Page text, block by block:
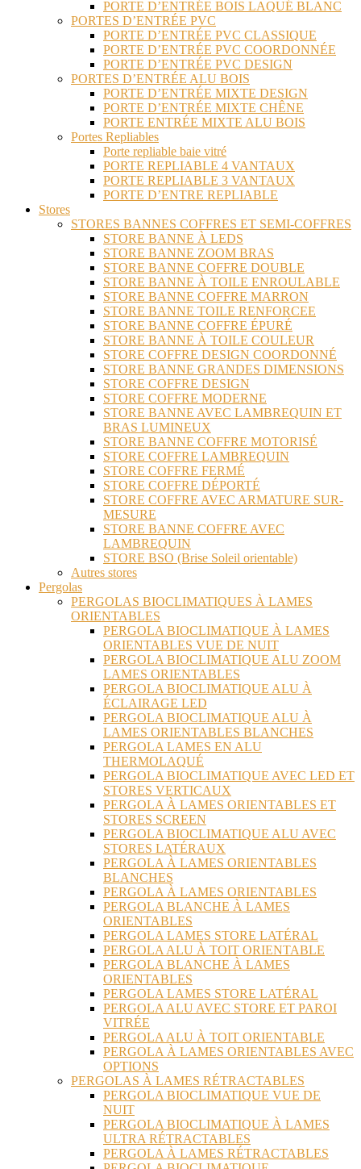
PORTE D’ENTRÉE BOIS LAQUÉ BLANC
PORTES D’ENTRÉE PVC
PORTE D’ENTRÉE PVC CLASSIQUE
PORTE D’ENTRÉE PVC COORDONNÉE
PORTE D’ENTRÉE PVC DESIGN
PORTES D’ENTRÉE ALU BOIS
PORTE D’ENTRÉE MIXTE DESIGN
PORTE D’ENTRÉE MIXTE CHÊNE
PORTE ENTRÉE MIXTE ALU BOIS
Portes Repliables
Porte repliable baie vitré
PORTE REPLIABLE 4 VANTAUX
PORTE REPLIABLE 3 VANTAUX
PORTE D’ENTRE REPLIABLE
Stores
STORES BANNES COFFRES ET SEMI-COFFRES
STORE BANNE À LEDS
STORE BANNE ZOOM BRAS
STORE BANNE COFFRE DOUBLE
STORE BANNE À TOILE ENROULABLE
STORE BANNE COFFRE MARRON
STORE BANNE TOILE RENFORCEE
STORE BANNE COFFRE ÉPURÉ
STORE BANNE À TOILE COULEUR
STORE COFFRE DESIGN COORDONNÉ
STORE BANNE GRANDES DIMENSIONS
STORE COFFRE DESIGN
STORE COFFRE MODERNE
STORE BANNE AVEC LAMBREQUIN ET
BRAS LUMINEUX
STORE BANNE COFFRE MOTORISÉ
STORE COFFRE LAMBREQUIN
STORE COFFRE FERMÉ
STORE COFFRE DÉPORTÉ
STORE COFFRE AVEC ARMATURE SUR-
MESURE
STORE BANNE COFFRE AVEC
LAMBREQUIN
STORE BSO (Brise Soleil orientable)
Autres stores
Pergolas
PERGOLAS BIOCLIMATIQUES À LAMES
ORIENTABLES
PERGOLA BIOCLIMATIQUE À LAMES
ORIENTABLES VUE DE NUIT
PERGOLA BIOCLIMATIQUE ALU ZOOM
LAMES ORIENTABLES
PERGOLA BIOCLIMATIQUE ALU À
ÉCLAIRAGE LED
PERGOLA BIOCLIMATIQUE ALU À
LAMES ORIENTABLES BLANCHES
PERGOLA LAMES EN ALU
THERMOLAQUÉ
PERGOLA BIOCLIMATIQUE AVEC LED ET
STORES VERTICAUX
PERGOLA À LAMES ORIENTABLES ET
STORES SCREEN
PERGOLA BIOCLIMATIQUE ALU AVEC
STORES LATÉRAUX
PERGOLA À LAMES ORIENTABLES
BLANCHES
PERGOLA À LAMES ORIENTABLES
PERGOLA BLANCHE À LAMES
ORIENTABLES
PERGOLA LAMES STORE LATÉRAL
PERGOLA ALU À TOIT ORIENTABLE
PERGOLA BLANCHE À LAMES
ORIENTABLES
PERGOLA LAMES STORE LATÉRAL
PERGOLA ALU AVEC STORE ET PAROI
VITRÉE
PERGOLA ALU À TOIT ORIENTABLE
PERGOLA À LAMES ORIENTABLES AVEC
OPTIONS
PERGOLAS À LAMES RÉTRACTABLES
PERGOLA BIOCLIMATIQUE VUE DE
NUIT
PERGOLA BIOCLIMATIQUE À LAMES
ULTRA RÉTRACTABLES
PERGOLA À LAMES RÉTRACTABLES